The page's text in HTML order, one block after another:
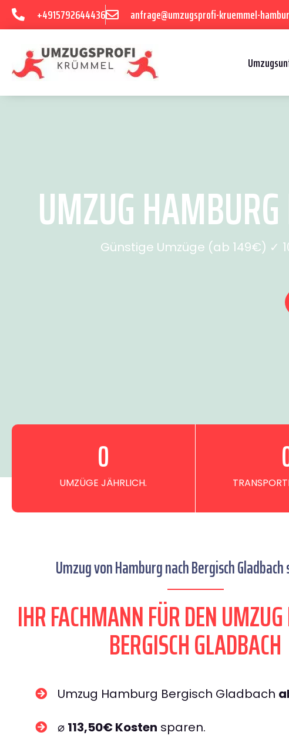
+4915792644436 anfrage@umzugsprofi-kruemmel-
UMZUG
Günstige Umzüge (ab 149€) ✓
UMZÜGE JÄHRLICH.
0
Umzug von Hamburg nach Bergisch
IHR FACHMANN FÜR DEN
BERGISCH GLADBACH
Umzug Hamburg Bergisch Gladbach
⌀ 113,50€ Kosten sparen.